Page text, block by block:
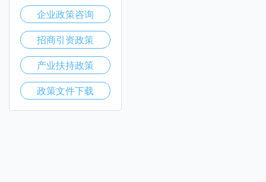
企业政策咨询
招商引资政策
产业扶持政策
政策文件下载